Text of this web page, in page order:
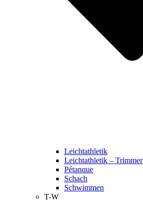
Leichtathletik
Leichtathletik – Trimmer
Pétanque
Schach
Schwimmen
T-W